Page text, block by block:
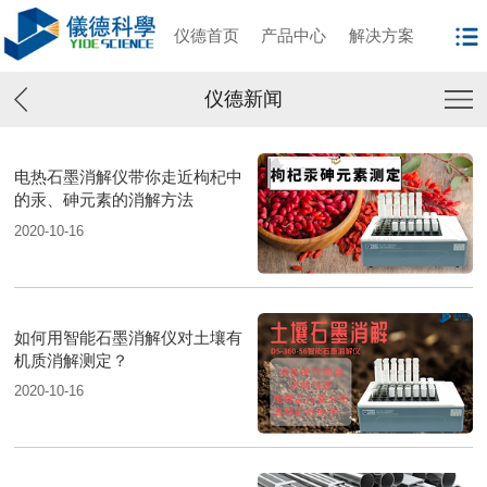
仪德首页 产品中心 解决方案
仪德新闻
电热石墨消解仪带你走近枸杞中
的汞、砷元素的消解方法
2020-10-16
如何用智能石墨消解仪对土壤有
机质消解测定？
2020-10-16